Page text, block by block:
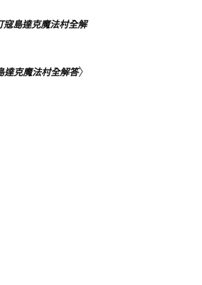
寇島達克魔法村全解
達克魔法村全解答〉